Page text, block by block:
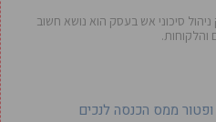
סיכוני אש בעסק הוא נושא חשוב
והלקוחות.